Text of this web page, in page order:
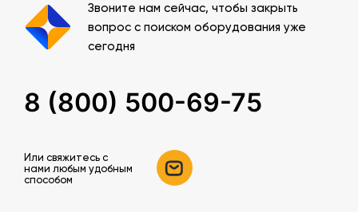
Звоните нам сейчас, чтобы закрыть
вопрос с поиском оборудования уже
сегодня
8 (800) 500-69-75
Или свяжитесь c
нами любым удобным
способом